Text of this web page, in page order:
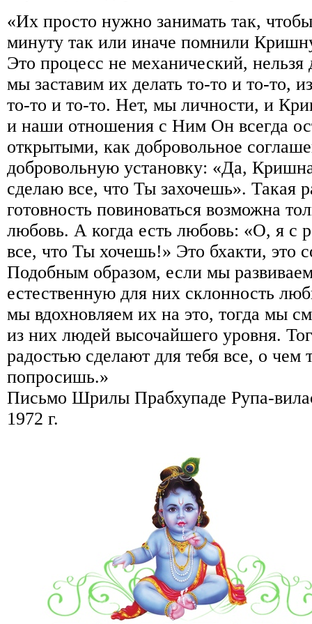
«Их просто нужно занимать так,
минуту так или иначе помнили
Это процесс не механический, нельзя
мы заставим их делать то-то и то-то,
то-то и то-то. Нет, мы личности, и
и наши отношения с Ним Он всегда
открытыми, как добровольное
добровольную установку: «Да,
сделаю все, что Ты захочешь». Такая
готовность повиноваться возможна
любовь. А когда есть любовь: «О, я с
все, что Ты хочешь!» Это бхакти, это
Подобным образом, если мы
естественную для них склонность
мы вдохновляем их на это, тогда мы
из них людей высочайшего уровня.
радостью сделают для тебя все, о чем
попросишь.»
Письмо Шрилы Прабхупаде Рупа-
1972 г.